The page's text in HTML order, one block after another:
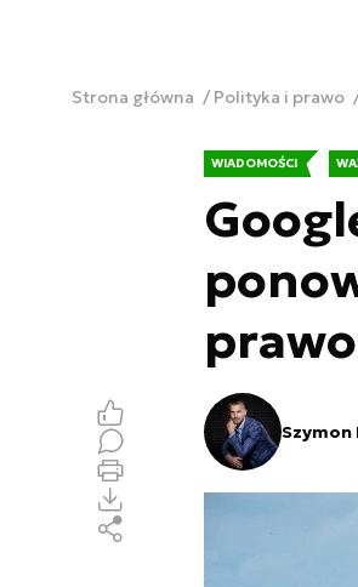
Strona główna Polityka i prawo
WIADOMOŚCI
prawo
Szymon